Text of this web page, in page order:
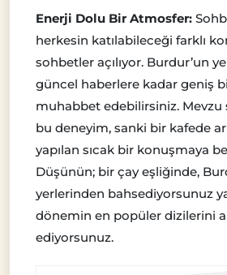
Enerji Dolu Bir Atmosfer:
herkesin katılabileceği farklı
sohbetler açılıyor. Burdur’un
güncel haberlere kadar geniş
muhabbet edebilirsiniz.
bu deneyim, sanki bir kafede
yapılan sıcak bir konuşmaya
Düşünün; bir çay eşliğinde,
yerlerinden bahsediyorsunuz
dönemin en popüler dizilerini
ediyorsunuz.